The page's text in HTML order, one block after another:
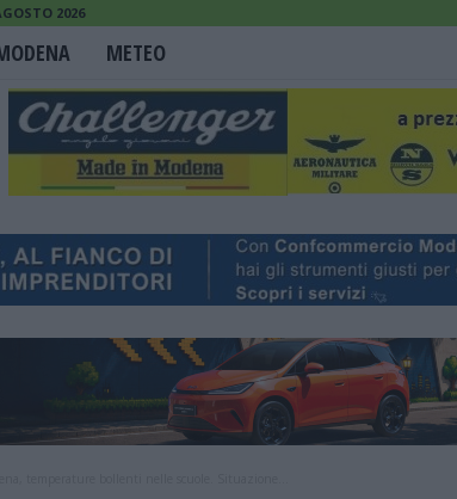
2026
METEO